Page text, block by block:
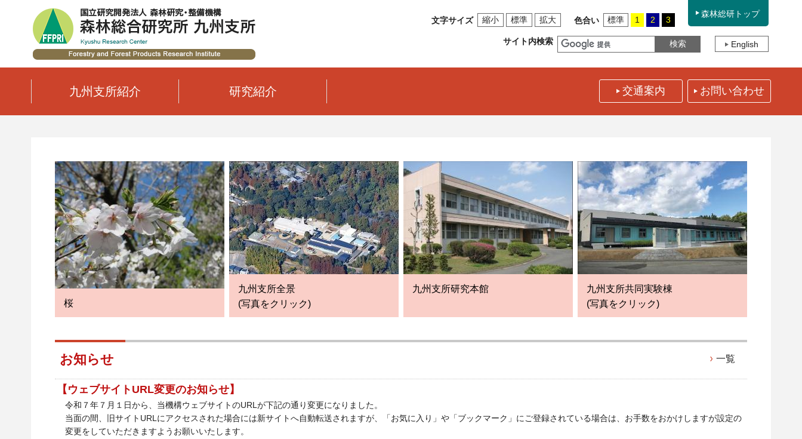
文字サイズ 縮小 標準 拡大 色合い 標準 1 2 3
森林総研トップ
サイト内検索 English
九州支所紹介 研究紹介 交通案内 お問い合わせ
桜
九州支所全景
(写真をクリック)
九州支所研究本館
九州支所共同実験棟
(写真をクリック)
お知らせ 一覧
【ウェブサイトURL変更のお知らせ】
令和７年７月１日から、当機構ウェブサイトのURLが下記の通り変更になりました。
当面の間、旧サイトURLにアクセスされた場合には新サイトへ自動転送されますが、「お気に入り」や「ブックマーク」にご登録されている場合は、お手数をおかけしますが設定の
変更をしていただきますようお願いいたします。